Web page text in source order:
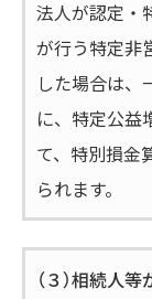
法人が認定・
が行う特定非
した場合は、
に、特定公益
て、特別損金
られます。
（３）相続人